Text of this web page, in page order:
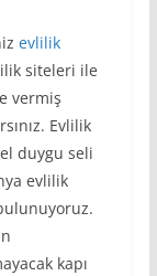
evlilik
siteleri ile
vermiş
Evlilik
duygu seli
evlilik
kapı